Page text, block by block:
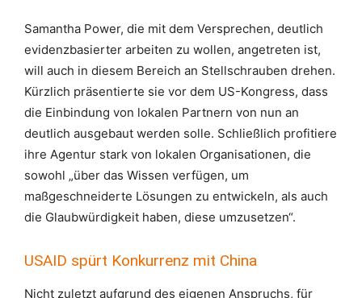
Samantha Power, die mit dem Versprechen, deutlich
evidenzbasierter arbeiten zu wollen, angetreten ist,
will auch in diesem Bereich an Stellschrauben drehen.
Kürzlich präsentierte sie vor dem US-Kongress, dass
die Einbindung von lokalen Partnern von nun an
deutlich ausgebaut werden solle. Schließlich profitiere
ihre Agentur stark von lokalen Organisationen, die
sowohl „über das Wissen verfügen, um
maßgeschneiderte Lösungen zu entwickeln, als auch
die Glaubwürdigkeit haben, diese umzusetzen“.
USAID spürt Konkurrenz mit China
Nicht zuletzt aufgrund des eigenen Anspruchs, für